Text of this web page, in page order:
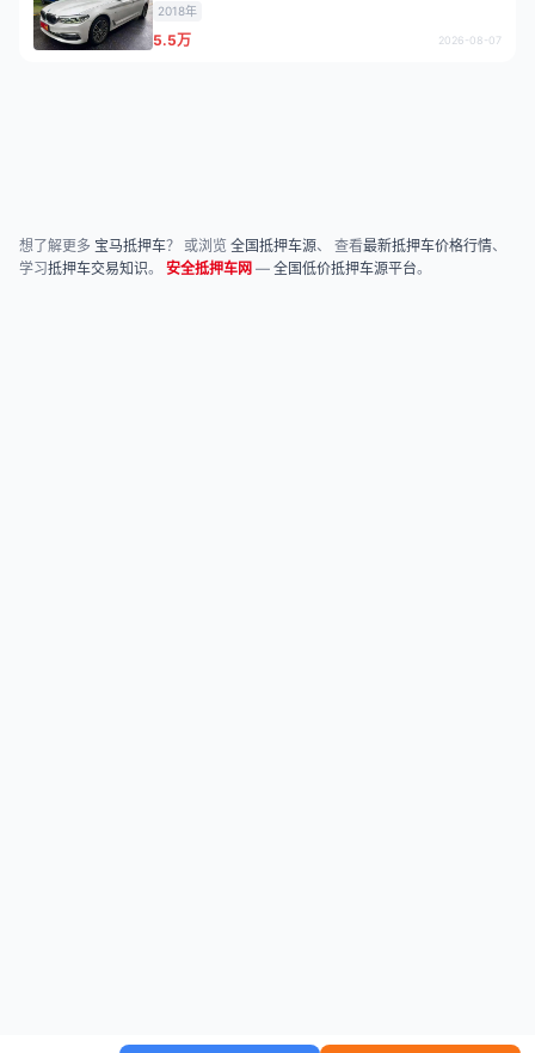
2018年
5.5万 2026-08-07
想了解更多 宝马抵押车？ 或浏览 全国抵押车源、 查看最新抵押车价格行情、
学习抵押车交易知识。 安全抵押车网 — 全国低价抵押车源平台。